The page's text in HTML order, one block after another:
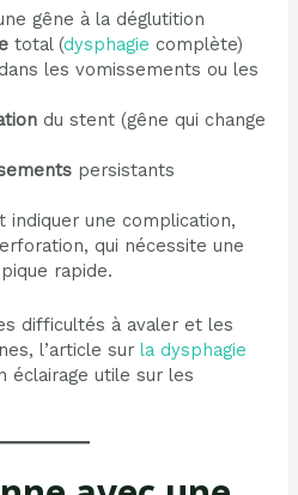
gêne à la déglutition
total (dysphagie complète)
les vomissements ou les
du stent (gêne qui change
persistants
indiquer une complication,
qui nécessite une
rapide.
difficultés à avaler et les
l’article surla dysphagie
éclairage utile sur les